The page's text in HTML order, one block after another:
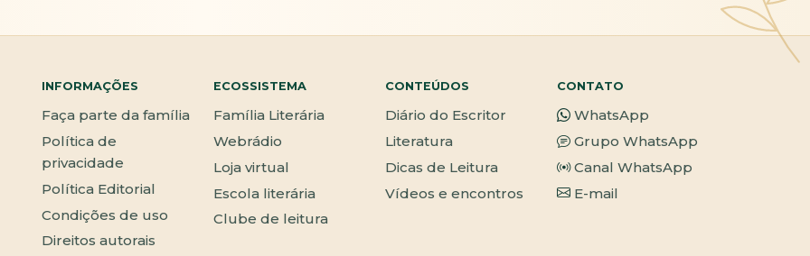
INFORMAÇÕES
Faça parte da família
Política de
privacidade
Política Editorial
Condições de uso
Direitos autorais
ECOSSISTEMA
Família Literária
Webrádio
Loja virtual
Escola literária
Clube de leitura
CONTEÚDOS
Diário do Escritor
Literatura
Dicas de Leitura
Vídeos e encontros
CONTATO
WhatsApp
Grupo WhatsApp
Canal WhatsApp
E-mail